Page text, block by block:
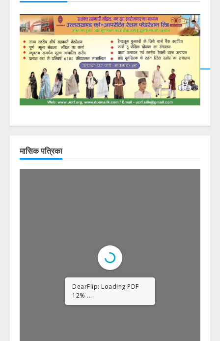
मासिक पत्रिका
DearFlip: Loading PDF
23% ...